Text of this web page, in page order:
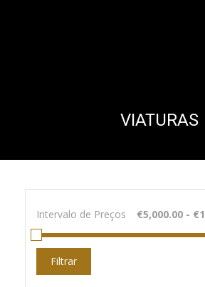
VIATURAS
Intervalo de Preços
Filtrar